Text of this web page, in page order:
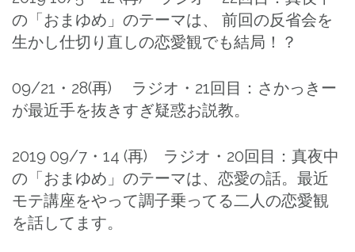
の「おまゆめ」のテーマは、 前回の反省会を
生かし仕切り直しの恋愛観でも結局！？
09/21・28(再) ラジオ・21回目：さかっきー
が最近手を抜きすぎ疑惑お説教。
2019 09/7・14 (再) ラジオ・20回目：真夜中
の「おまゆめ」のテーマは、恋愛の話。最近
モテ講座をやって調子乗ってる二人の恋愛観
を話してます。